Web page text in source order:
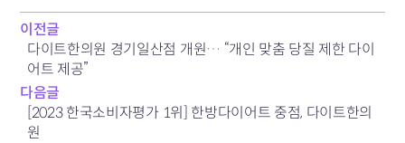
이전글
다이트한의원 경기일산점 개원… “개인 맞춤 당질 제한 다이
어트 제공”
다음글
[2023 한국소비자평가 1위] 한방다이어트 중점, 다이트한의
원